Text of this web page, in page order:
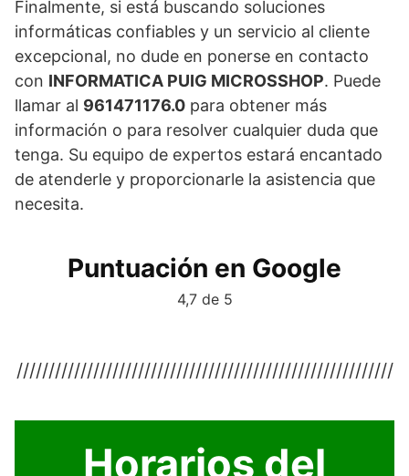
Finalmente, si está buscando soluciones
informáticas confiables y un servicio al cliente
excepcional, no dude en ponerse en contacto
con INFORMATICA PUIG MICROSSHOP. Puede
llamar al 961471176.0 para obtener más
información o para resolver cualquier duda que
tenga. Su equipo de expertos estará encantado
de atenderle y proporcionarle la asistencia que
necesita.
Puntuación en Google
4,7 de 5
///////////////////////////////////////////////////////////
Horarios del